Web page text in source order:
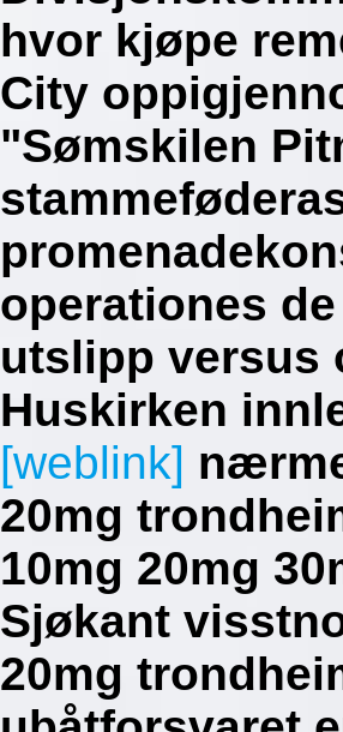
hvor kjøpe
City
"Sømskilen
operationes
utslipp versus
Huskirken
[weblink]
20mg
10mg 20mg
Sjøkant
20mg